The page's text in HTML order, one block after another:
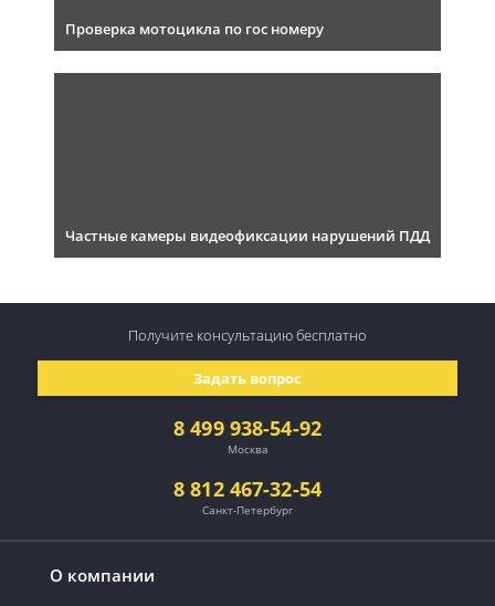
Проверка мотоцикла по гос номеру
Частные камеры видеофиксации нарушений ПДД
О компании
8 499 938-54-92
Москва
8 812 467-32-54
Санкт-Петербург
Задать вопрос
Получите консультациюбесплатно